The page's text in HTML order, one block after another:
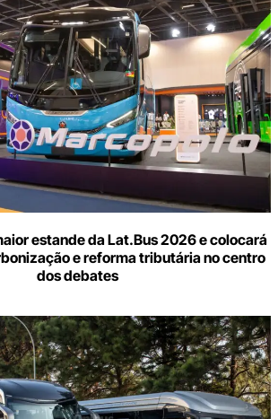
estande da Lat.Bus 2026 e colocará
e reforma tributária no centro
dos debates